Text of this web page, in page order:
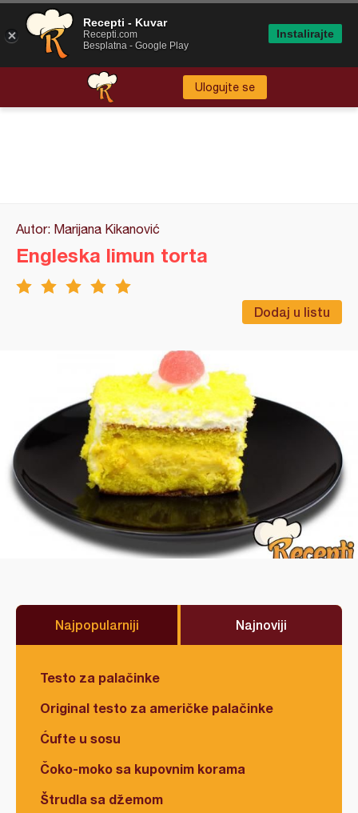
Ulogujte se
Autor: Marijana Kikanović
Dodaj u listu
Engleska limun torta
Najpopularniji Najnoviji
Testo za palačinke
Original testo za američke palačinke
Ćufte u sosu
Čoko-moko sa kupovnim korama
Štrudla sa džemom
Recepti - Kuvar
Recepti.com
Besplatna - Google Play
Instalirajte